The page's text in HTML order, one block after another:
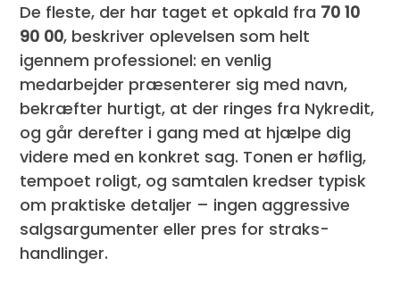
De fleste, der har taget et opkald fra 70 10
90 00, beskriver oplevelsen som helt
igennem professionel: en venlig
medarbejder præsenterer sig med navn,
bekræfter hurtigt, at der ringes fra Nykredit,
og går derefter i gang med at hjælpe dig
videre med en konkret sag. Tonen er høflig,
tempoet roligt, og samtalen kredser typisk
om praktiske detaljer – ingen aggressive
salgs­argumenter eller pres for straks-
handlinger.